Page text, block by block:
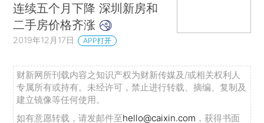
连续五个月下降 深圳新房和
二手房价格齐涨
2019年12月17日 APP打开
财新网所刊载内容之知识产权为财新传媒及/或相关权利人
专属所有或持有。未经许可，禁止进行转载、摘编、复制及
建立镜像等任何使用。
如有意愿转载，请发邮件至hello@caixin.com ，获得书面